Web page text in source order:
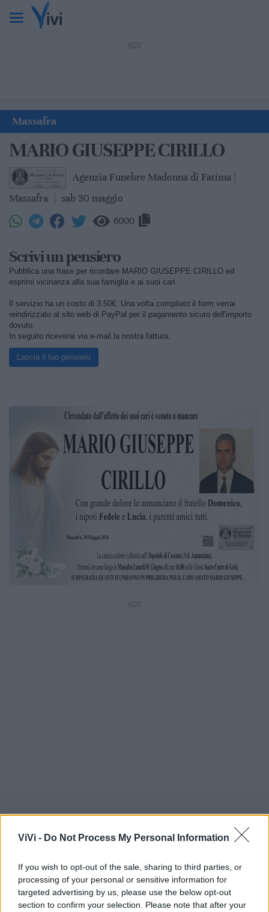
ViVi - Do Not Process My Personal Information
If you wish to opt-out of the sale, sharing to third parties, or
processing of your personal or sensitive information for
targeted advertising by us, please use the below opt-out
section to confirm your selection. Please note that after your
Massafra
MARIO GIUSEPPE CIRILLO
Agenzia Funebre Madonna di Fatima |
Massafra
sab 30 maggio
6000
Scrivi un pensiero
Pubblica una frase per ricordare MARIO GIUSEPPE CIRILLO ed
esprimi vicinanza alla sua famiglia e ai suoi cari.
Il servizio ha un costo di 3.50€. Una volta compilato il form verrai
reindirizzato al sito web di PayPal per il pagamento sicuro dell'importo
dovuto.
In seguito riceverai via e-mail la nostra fattura.
Lascia il tuo pensiero
Mondo CIA